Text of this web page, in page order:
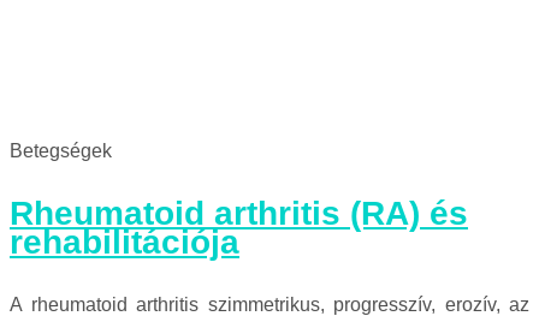
Betegségek
Rheumatoid arthritis (RA) és
rehabilitációja
A rheumatoid arthritis szimmetrikus, progresszív, erozív, az